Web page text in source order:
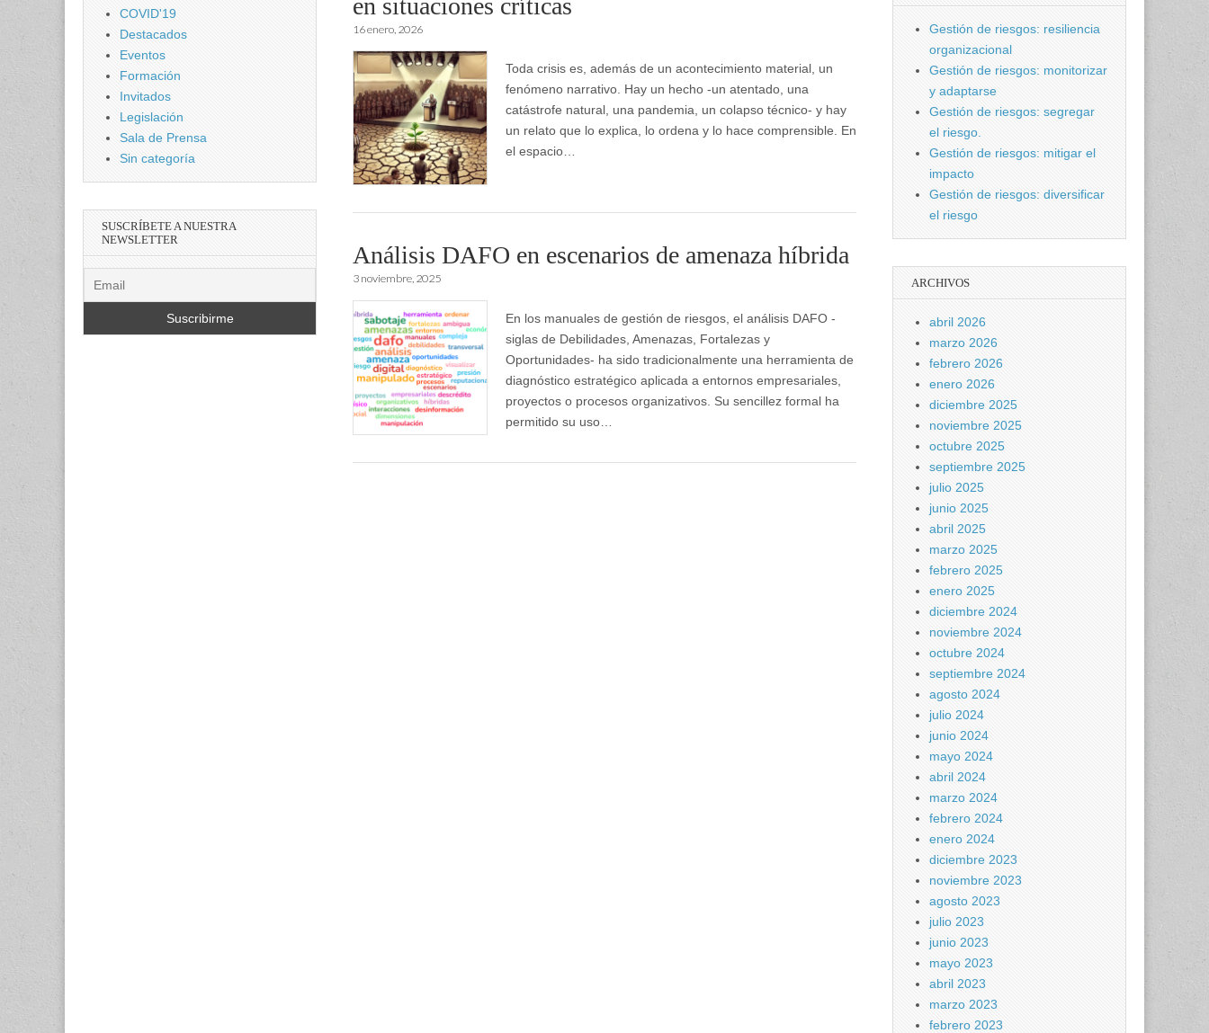
en situaciones críticas
16 enero, 2026
Toda crisis es, además de un acontecimiento material, un
fenómeno narrativo. Hay un hecho -un atentado, una
catástrofe natural, una pandemia, un colapso técnico- y hay
un relato que lo explica, lo ordena y lo hace comprensible. En
el espacio…
Análisis DAFO en escenarios de amenaza híbrida
3 noviembre, 2025
En los manuales de gestión de riesgos, el análisis DAFO -
siglas de Debilidades, Amenazas, Fortalezas y
Oportunidades- ha sido tradicionalmente una herramienta de
diagnóstico estratégico aplicada a entornos empresariales,
proyectos o procesos organizativos. Su sencillez formal ha
permitido su uso…
COVID'19
Destacados
Eventos
Formación
Invitados
Legislación
Sala de Prensa
Sin categoría
SUSCRÍBETE A NUESTRA
NEWSLETTER
Gestión de riesgos: resiliencia
organizacional
Gestión de riesgos: monitorizar
y adaptarse
Gestión de riesgos: segregar
el riesgo.
Gestión de riesgos: mitigar el
impacto
Gestión de riesgos: diversificar
el riesgo
ARCHIVOS
abril 2026
marzo 2026
febrero 2026
enero 2026
diciembre 2025
noviembre 2025
octubre 2025
septiembre 2025
julio 2025
junio 2025
abril 2025
marzo 2025
febrero 2025
enero 2025
diciembre 2024
noviembre 2024
octubre 2024
septiembre 2024
agosto 2024
julio 2024
junio 2024
mayo 2024
abril 2024
marzo 2024
febrero 2024
enero 2024
diciembre 2023
noviembre 2023
agosto 2023
julio 2023
junio 2023
mayo 2023
abril 2023
marzo 2023
febrero 2023